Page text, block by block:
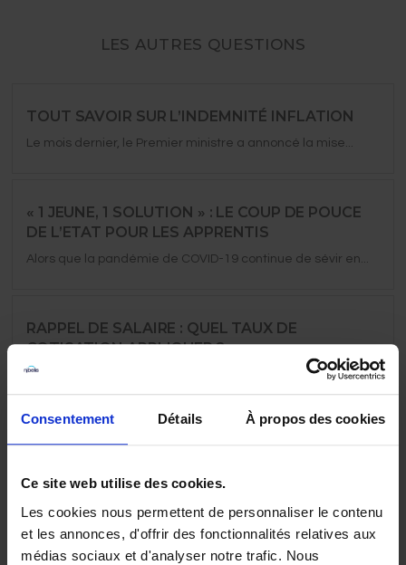
Consentement Détails À propos des cookies
Ce site web utilise des cookies.
Les cookies nous permettent de personnaliser le contenu
et les annonces, d'offrir des fonctionnalités relatives aux
médias sociaux et d'analyser notre trafic. Nous
LES AUTRES QUESTIONS
TOUT SAVOIR SUR L’INDEMNITÉ INFLATION
Le mois dernier, le Premier ministre a annoncé la mise...
« 1 JEUNE, 1 SOLUTION » : LE COUP DE POUCE
DE L’ETAT POUR LES APPRENTIS
Alors que la pandémie de COVID-19 continue de sévir en...
RAPPEL DE SALAIRE : QUEL TAUX DE
COTISATION APPLIQUER ?
Lorsqu’une entreprise doit régulariser la paie d’un salarié, le
TOUT COMPRENDRE
La loi d’orientation des mobilités n° 2019-1428 du 24
décembre...